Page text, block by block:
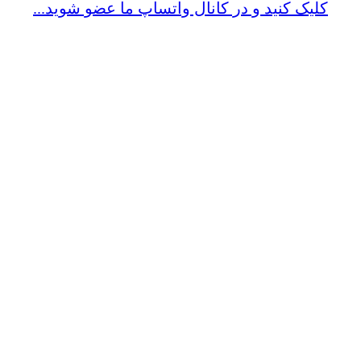
کلیک کنید و در کانال واتساپ ما عضو شوید...